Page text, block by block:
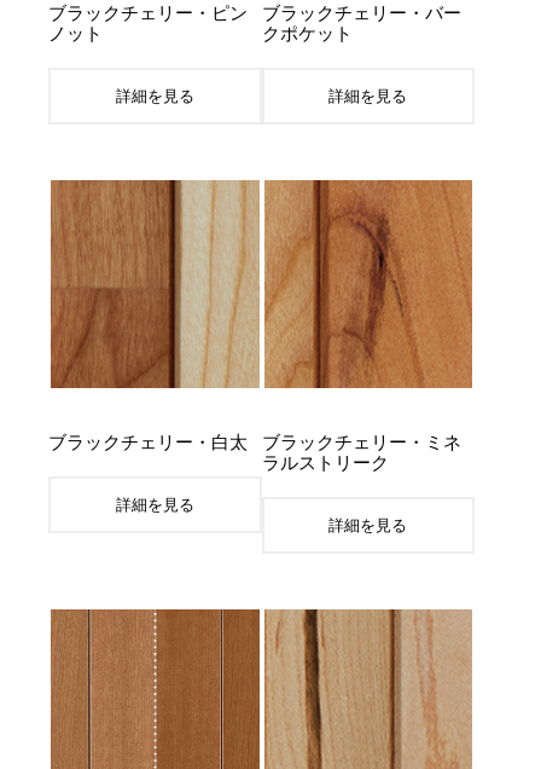
ブラックチェリー・ピン
ノット
詳細を見る
ブラックチェリー・バー
クポケット
詳細を見る
ブラックチェリー・白太
詳細を見る
ブラックチェリー・ミネ
ラルストリーク
詳細を見る